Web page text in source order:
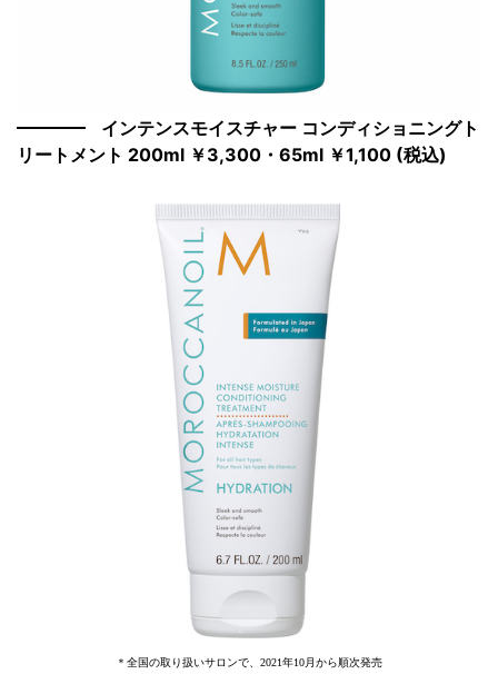
インテンスモイスチャー コンディショニングト
リートメント 200ml ￥3,300・65ml ￥1,100 (税込)
＊全国の取り扱いサロンで、2021年10月から順次発売